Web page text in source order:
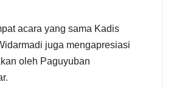
acara yang sama Kadis
juga mengapresiasi
oleh Paguyuban